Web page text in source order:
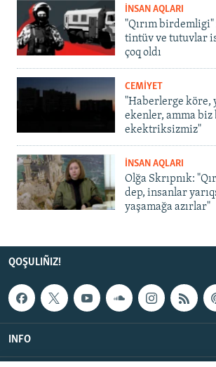
İNSAN AQLARI
"Qırım
tintüv ve tutuvlar
çoq oldı
CEMİYET
"Haberlerge köre,
ekenler, amma
ekektriksizmiz"
İNSAN AQLARI
Olğa Skrıpnık:
dep, insanlar
yaşamağa azırlar"
QOŞULIÑIZ!
INFO